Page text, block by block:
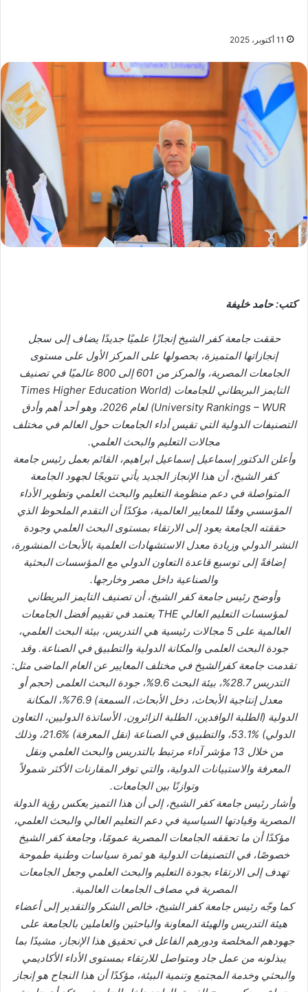
11 أكتوبر، 2025
كتب: حامد خليفة
حققت جامعة كفر الشيخ إنجازًا علميًا جديدًا يضاف إلى سجل
إنجازاتها المتميزة، بحصولها على المركز الأول على مستوى
الجامعات المصرية، والمركز من 601 إلى 800 عالميًا في تصنيف
التايمز البريطاني للجامعات (Times Higher Education World
University Rankings – WUR) لعام 2026، وهو أحد أهم وأدق
التصنيفات الدولية التي تقيس أداء الجامعات حول العالم في مختلف
مجالات التعليم والبحث العلمي.
وأعلن الدكتور إسماعيل إسماعيل ابراهيم، القائم بعمل رئيس جامعة
كفر الشيخ، أن هذا الإنجاز الجديد يأتي تتويجًا لجهود الجامعة
المتواصلة في دعم منظومة التعليم والبحث العلمي وتطوير الأداء
المؤسسي وفقًا للمعايير العالمية، مؤكدًا أن التقدم الملحوظ الذي
حققته الجامعة يعود إلى الارتقاء بمستوى البحث العلمي وجودة
النشر الدولي وزيادة معدل الاستشهادات العلمية بالأبحاث المنشورة،
إضافةً إلى توسيع قاعدة التعاون الدولي مع المؤسسات البحثية
والصناعية داخل مصر وخارجها.
وأوضح رئيس جامعة كفر الشيخ، أن تصنيف التايمز البريطاني
لمؤسسات التعليم العالي THE يعتمد في تقييم أفضل الجامعات
العالمية على 5 مجالات رئيسية هي التدريس، بيئة البحث العلمي،
جودة البحث العلمى والمكانة الدولية والتطبيق في الصناعة. وقد
تقدمت جامعة كفرالشيخ في مختلف المعايير عن العام الماضى مثل:
التدريس 28.7%، بيئة البحث 9.6%، جودة البحث العلمى (حجم أو
معدل إنتاجية الأبحاث، دخل الأبحاث، السمعة) 76.9%، المكانة
الدولية (الطلبة الوافدين، الطلبة الزائرون، الأساتذة الدوليين، التعاون
الدولي) %53.1، والتطبيق في الصناعة (نقل المعرفة) %21.6، وذلك
من خلال 13 مؤشر آداء مرتبط بالتدريس والبحث العلمي ونقل
المعرفة والاستبيانات الدولية، والتي توفر المقارنات الأكثر شمولاً
وتوازنًا بين الجامعات.
وأشار رئيس جامعة كفر الشيخ، إلى أن هذا التميز يعكس رؤية الدولة
المصرية وقيادتها السياسية في دعم التعليم العالي والبحث العلمي،
مؤكدًا أن ما تحققه الجامعات المصرية عمومًا، وجامعة كفر الشيخ
خصوصًا، في التصنيفات الدولية هو ثمرة سياسات وطنية طموحة
تهدف إلى الارتقاء بجودة التعليم والبحث العلمي وجعل الجامعات
المصرية في مصاف الجامعات العالمية.
كما وجّه رئيس جامعة كفر الشيخ، خالص الشكر والتقدير إلى أعضاء
هيئة التدريس والهيئة المعاونة والباحثين والعاملين بالجامعة على
جهودهم المخلصة ودورهم الفاعل في تحقيق هذا الإنجاز، مشيدًا بما
يبذلونه من عمل جاد ومتواصل للارتقاء بمستوى الأداء الأكاديمي
والبحثي وخدمة المجتمع وتنمية البيئة، مؤكدًا أن هذا النجاح هو إنجاز